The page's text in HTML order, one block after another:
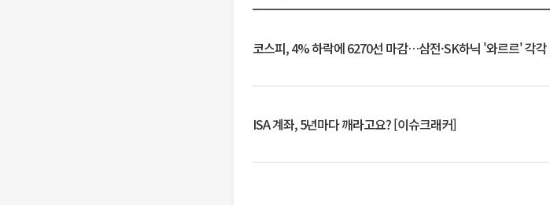
코스피, 4% 하락에 6270선 마감…삼전·SK하닉 '와르르' 각
ISA 계좌, 5년마다 깨라고요? [이슈크래커]